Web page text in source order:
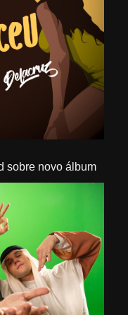
sobre novo álbum